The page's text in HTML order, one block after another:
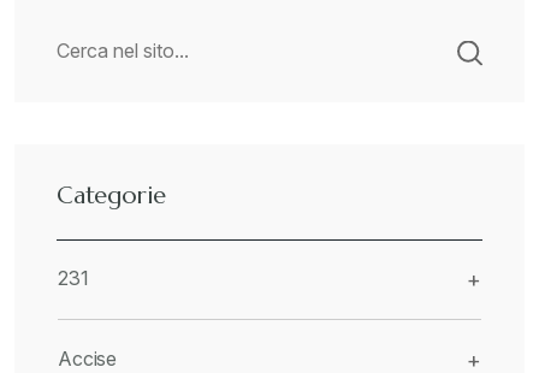
Categorie
231 +
Accise +